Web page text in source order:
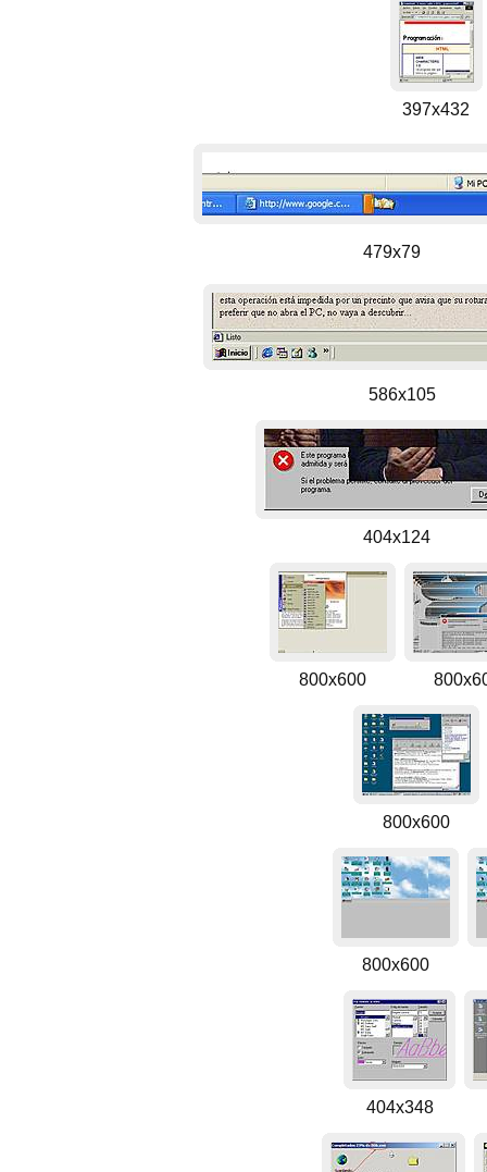
397x432
479x79
586x105
404x124
800x600
800x600
800x600
404x348